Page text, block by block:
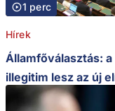
1 perc
Hírek
Államfőválasztás:
illegitim lesz az új